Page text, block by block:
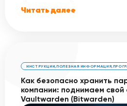
Читать далее
ИНСТРУКЦИИ,ПОЛЕЗНАЯ ИНФОРМАЦИЯ,
Как безопасно хранить
компании: поднимаем свой
Vaultwarden (Bitwarden)